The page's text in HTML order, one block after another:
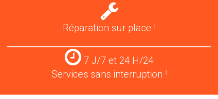
Réparation
pneus
Réparation sur place !
Services
24
7 J/7 et 24 H/24
Services sans interruption !